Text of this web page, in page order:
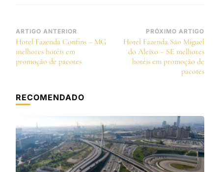
Navegação
de
post
ARTIGO ANTERIOR
Hotel Fazenda Confins – MG
melhores hotéis em
promoção de pacotes
PRÓXIMO ARTIGO
Hotel Fazenda São Miguel
do Aleixo – SE melhores
hotéis em promoção de
pacotes
RECOMENDADO